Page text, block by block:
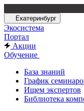
Екатеринбург
Экосистема
Портал
Акции
Обучение
База знаний
График
Ищем экспертов
Библиотека